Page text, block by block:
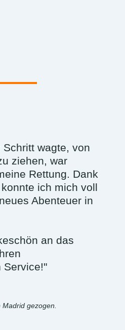
wagte, von
ziehen, war
Rettung. Dank
ich mich voll
Abenteuer in
an das
Service!"
gezogen.